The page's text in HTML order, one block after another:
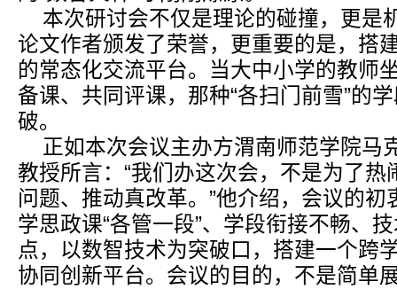
本次研讨会不仅是理论的碰撞，更是
论文作者颁发了荣誉，更重要的是，搭
的常态化交流平台。当大中小学的教师
备课、共同评课，那种“各扫门前雪”的
破。
正如本次会议主办方渭南师范学院马
教授所言：“我们办这次会，不是为了
问题、推动真改革。”他介绍，会议的
学思政课“各管一段”、学段衔接不畅、
点，以数智技术为突破口，搭建一个跨
协同创新平台。会议的目的，不是简单